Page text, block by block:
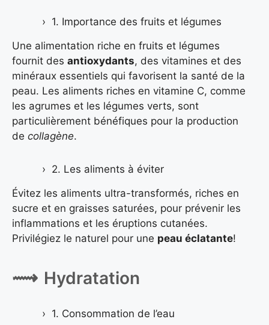
1. Importance des fruits et légumes
Une alimentation riche en fruits et légumes
fournit des antioxydants, des vitamines et des
minéraux essentiels qui favorisent la santé de la
peau. Les aliments riches en vitamine C, comme
les agrumes et les légumes verts, sont
particulièrement bénéfiques pour la production
de collagène.
2. Les aliments à éviter
Évitez les aliments ultra-transformés, riches en
sucre et en graisses saturées, pour prévenir les
inflammations et les éruptions cutanées.
Privilégiez le naturel pour une peau éclatante!
Hydratation
1. Consommation de l’eau